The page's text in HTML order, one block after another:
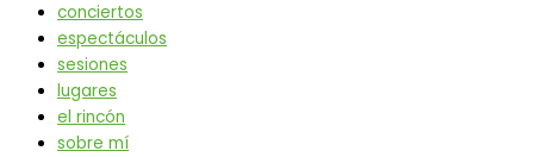
conciertos
espectáculos
sesiones
lugares
el rincón
sobre mí